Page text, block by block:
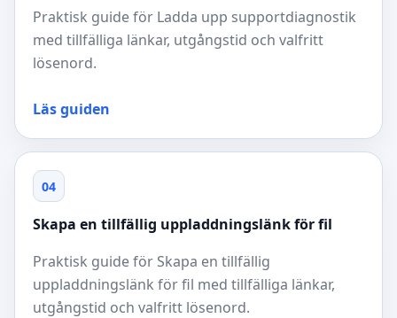
Praktisk guide för Ladda upp supportdiagnostik
med tillfälliga länkar, utgångstid och valfritt
lösenord.
Läs guiden
04
Skapa en tillfällig uppladdningslänk för fil
Praktisk guide för Skapa en tillfällig
uppladdningslänk för fil med tillfälliga länkar,
utgångstid och valfritt lösenord.